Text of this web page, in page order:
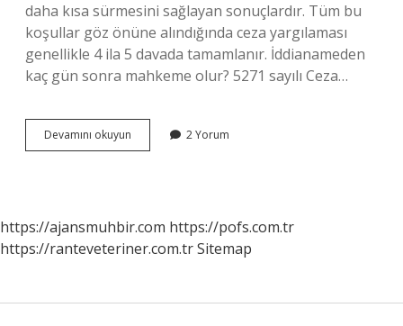
daha kısa sürmesini sağlayan sonuçlardır. Tüm bu
koşullar göz önüne alındığında ceza yargılaması
genellikle 4 ila 5 davada tamamlanır. İddianameden
kaç gün sonra mahkeme olur? 5271 sayılı Ceza…
Devamını okuyun
Mahkeme
2 Yorum
https://ajansmuhbir.com https://pofs.com.tr
https://ranteveteriner.com.trSitemap